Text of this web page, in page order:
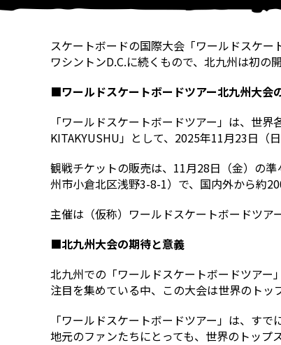
スケートボードの国際大会「ワールドスケ
ワシントンD.C.に続くもので、北九州は初の
■ワールドスケートボードツアー北九州大会
「ワールドスケートボードツアー」は、世
KITAKYUSHU」として、2025年11月23日（
観戦チケットの販売は、11月28日（金）の
州市小倉北区浅野3-8-1）で、国内外から約
主催は（仮称）ワールドスケートボードツア
■北九州大会の期待と意義
北九州での「ワールドスケートボードツア
注目を集めている中、この大会は世界のトッ
「ワールドスケートボードツアー」は、す
地元のファンたちにとっても、世界のトップ